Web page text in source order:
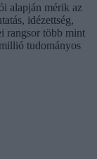
alapján mérik az
idézettség,
rangsor több mint
tudományos